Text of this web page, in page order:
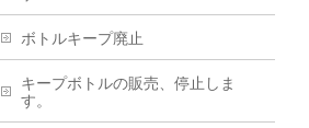
ボトルキープ廃止
キープボトルの販売、停止しま
す。